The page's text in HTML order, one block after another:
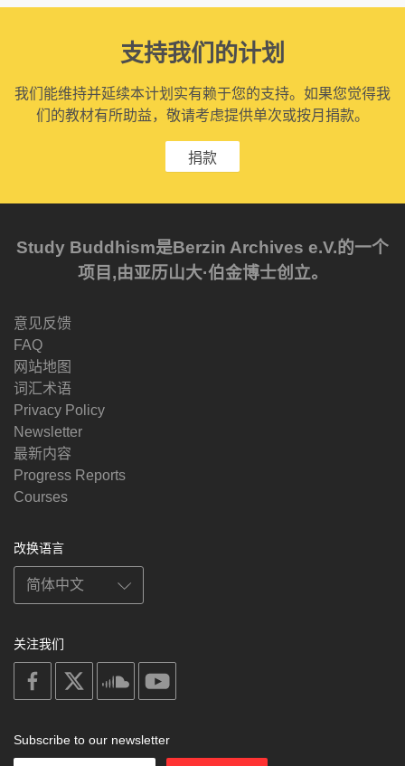
支持我们的计划
我们能维持并延续本计划实有赖于您的支持。如果您觉得我
们的教材有所助益，敬请考虑提供单次或按月捐款。
捐款
Study Buddhism是Berzin Archives e.V.的一个
项目,由亚历山大·伯金博士创立。
意见反馈
FAQ
网站地图
词汇术语
Privacy Policy
Newsletter
最新内容
Progress Reports
Courses
改换语言
关注我们
on
facebook
soundcloud
Subscribe to our newsletter